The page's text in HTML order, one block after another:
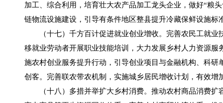
加工、综合利用，培育壮大农产品加工龙头企业，做好“粮
链物流设施建设，引导有条件地区整县提升冷藏保鲜设施标
（十七）千方百计促进就业创业增收。完善农民工就业
移就业劳动者开展职业技能培训，大力发展乡村人力资源
施农村创业服务提升行动，引导创业项目与金融机构、科
创客。完善联农带农机制，实施城乡居民增收计划，有效
（十八）多措并举扩大乡村消费。推动农村商品消费扩